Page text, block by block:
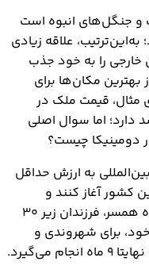
و جنگل‌های انبوه است
نمی‌رسد؛ به‌این‌ترتیب، علاقه زیادی
خارجی را به خود جذب
بهترین مکان‌ها برای
مثال، قیمت ملک در
نزدیک به ۴ درصد رشد دارد؛ اما سوال اصلی
دومینیکا چیست؟
به ارزش حداقل
کشور آغاز کنند و
به‌واسطه همین سرمایه‌گذاری به همراه همسر، فرزندان زیر ۳۰
می‌گیرد.